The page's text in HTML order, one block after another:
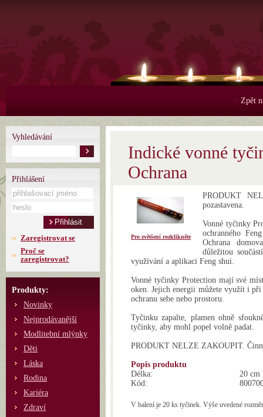
> Zpět
Vyhledávání
Přihlášení
Zaregistrovat se
Proč se
zaregistrovat?
Produkty:
Novinky
Nejprodávanější
Modlitební mlýnky
Děti
Láska
Rodina
Kariéra
Zdraví
Indické vonné
Ochrana
Pro zvětšení rozklikněte
PRODUKT
pozastavena.
Vonné tyčinky
ochranného
Ochrana
důležitou
využívání a aplikaci Feng shui.
Vonné tyčinky Protection mají své
oken. Jejich energii můžete využít i
ochranu sebe nebo prostoru.
Tyčinku zapalte, plamen ohně
tyčinky, aby mohl popel volně padat.
PRODUKT NELZE ZAKOUPIT.
Popis produktu
Délka:
20 cm
Kód:
V balení je 20 ks tyčinek. Výše uvedené